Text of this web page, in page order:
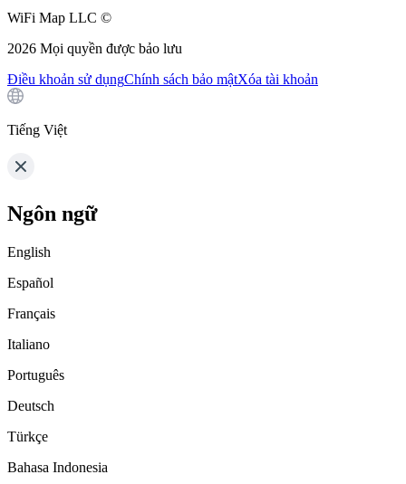
WiFi Map LLC ©
2026 Mọi quyền được bảo lưu
Điều khoản sử dụngChính sách bảo mậtXóa tài khoản
Tiếng Việt
Ngôn ngữ
English
Español
Français
Italiano
Português
Deutsch
Türkçe
Bahasa Indonesia